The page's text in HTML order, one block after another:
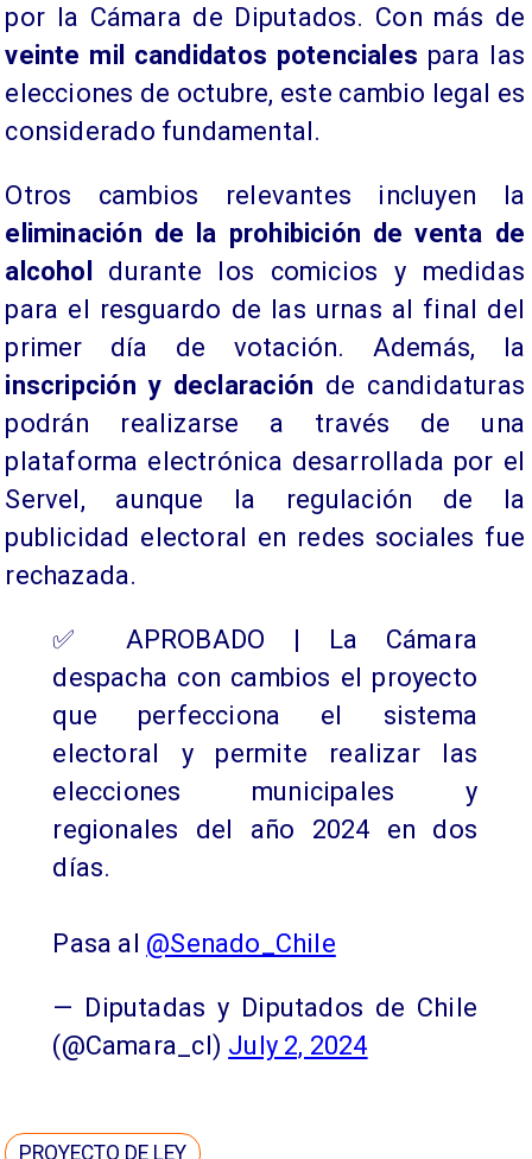
por la Cámara de Diputados. Con más de
veinte mil candidatos potenciales para las
elecciones de octubre, este cambio legal es
considerado fundamental.
Otros cambios relevantes incluyen la
eliminación de la prohibición de venta de
alcohol
durante los comicios y medidas
para el resguardo de las urnas al final del
primer día de votación. Además, la
inscripción y declaración de candidaturas
podrán realizarse a través de una
plataforma electrónica desarrollada por el
Servel, aunque la regulación de la
publicidad electoral en redes sociales fue
rechazada.
✅ APROBADO | La Cámara
despacha con cambios el proyecto
que perfecciona el sistema
electoral y permite realizar las
elecciones municipales y
regionales del año 2024 en dos
días.
Pasa al @Senado_Chile
— Diputadas y Diputados de Chile
(@Camara_cl) July 2, 2024
PROYECTO DE LEY